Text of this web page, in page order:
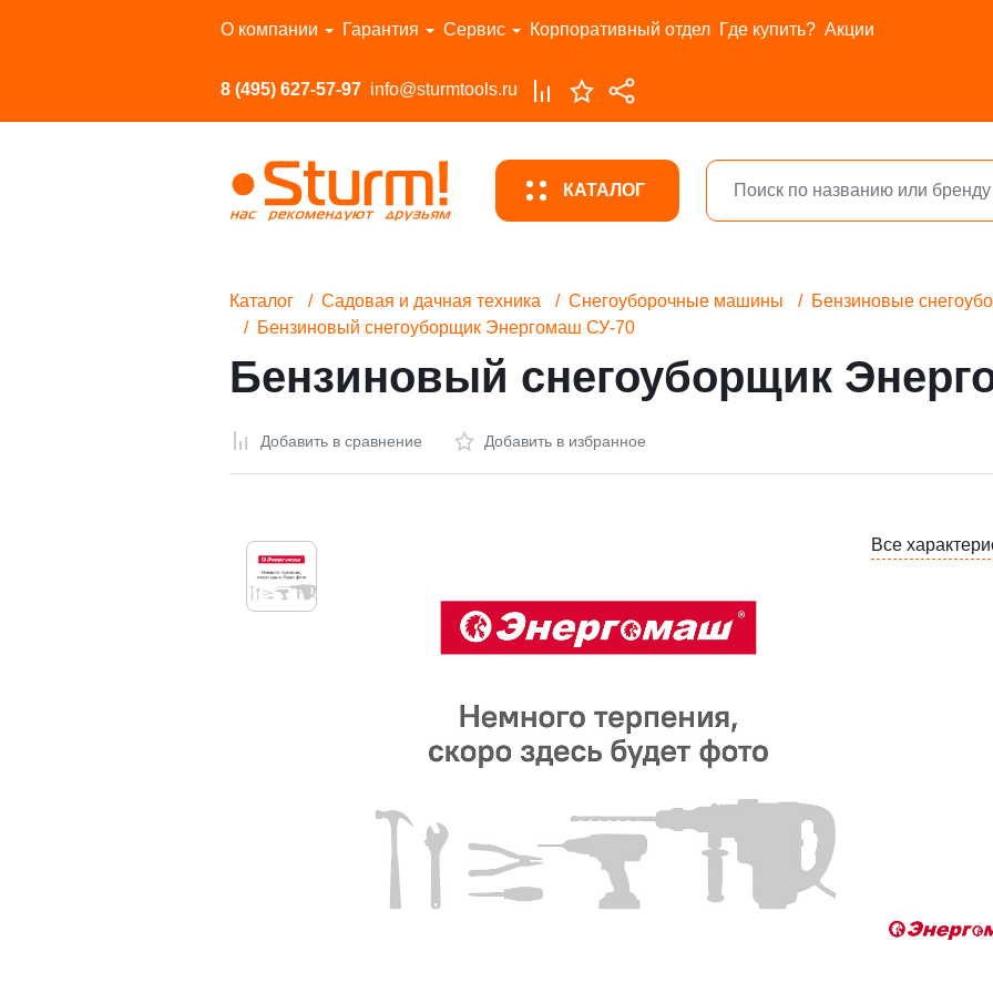
О компании Гарантия Сервис Корпоративный отдел Где купить? Акции
8 (495) 627-57-97 info@sturmtools.ru
КАТАЛОГ
Перейти в каталог
Каталог Садовая и дачная техника Снегоуборочные машины
Бензиновые
Бензиновый снегоуборщик Энергомаш СУ-70
Бензиновый снегоуборщик
Добавить в сравнение Добавить в избранное
Все